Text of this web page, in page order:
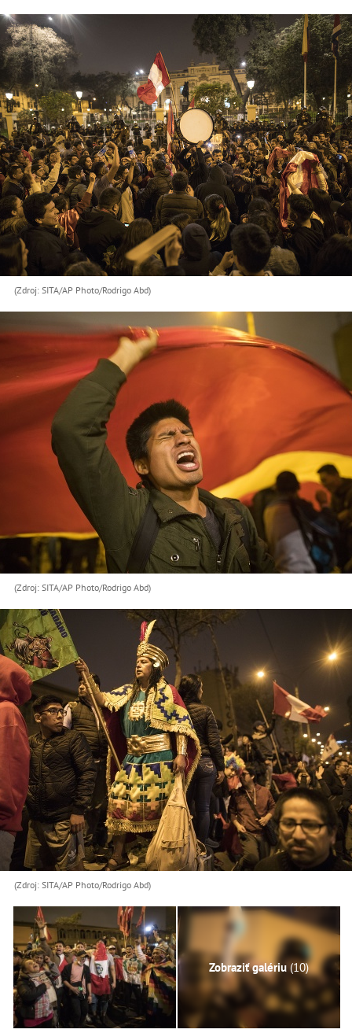
(Zdroj: SITA/AP Photo/Rodrigo Abd)
(Zdroj: SITA/AP Photo/Rodrigo Abd)
(Zdroj: SITA/AP Photo/Rodrigo Abd)
Zobraziť galériu(10)